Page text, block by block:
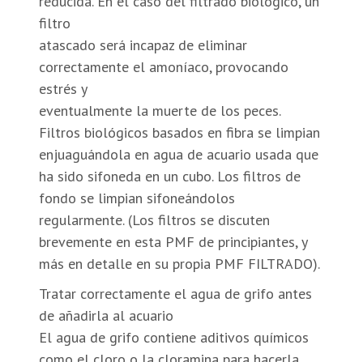
filtro
atascado será incapaz de eliminar
correctamente el amoníaco, provocando
estrés y
eventualmente la muerte de los peces.
Filtros biológicos basados en fibra se limpian
enjuaguándola en agua de acuario usada que
ha sido sifoneda en un cubo. Los filtros de
fondo se limpian sifoneándolos
regularmente. (Los filtros se discuten
brevemente en esta PMF de principiantes, y
más en detalle en su propia PMF FILTRADO).
Tratar correctamente el agua de grifo antes
de añadirla al acuario
El agua de grifo contiene aditivos químicos